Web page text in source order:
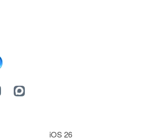
iOS 26